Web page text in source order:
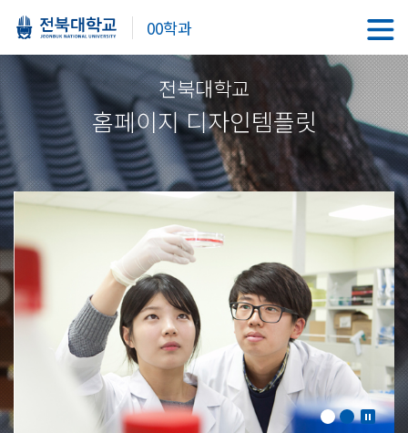
00학과
전북대학교
홈페이지 디자인템플릿